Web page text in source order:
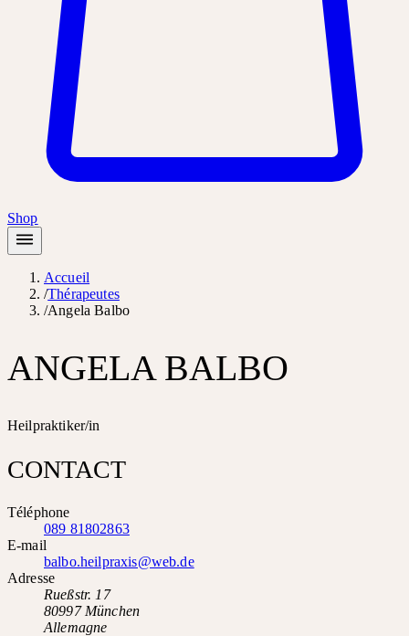
Shop
Accueil
/Thérapeutes
/Angela Balbo
ANGELA BALBO
Heilpraktiker/in
CONTACT
Téléphone
089 81802863
E-mail
balbo.heilpraxis@web.de
Adresse
Rueßstr. 17
80997 München
Allemagne